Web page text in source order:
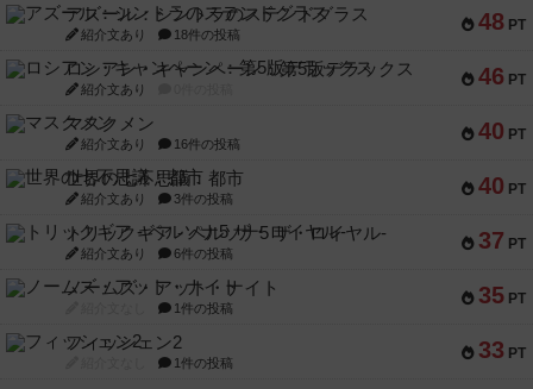
48 PT
アズール：シントラのステンドグラス
紹介文あり 18件の投稿
46 PT
ロシアン・キャンペーン：第5版デラックス
紹介文あり
40 PT
マスクメン
紹介文あり 16件の投稿
40 PT
世界の七不思議：都市
紹介文あり 3件の投稿
37 PT
トリックギア - ペルソナ5 ザ・ロイヤル-
紹介文あり 6件の投稿
35 PT
ノームズ・アット・ナイト
1件の投稿
33 PT
フィッシェン2
1件の投稿